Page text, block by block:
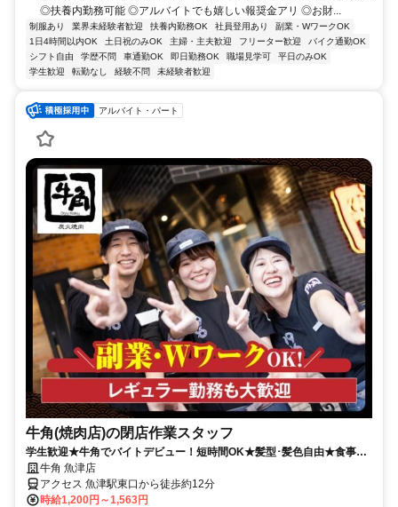
◎扶養内勤務可能 ◎アルバイトでも嬉しい報奨金アリ ◎お財...
制服あり 業界未経験者歓迎 扶養内勤務OK 社員登用あり
副業・WワークOK
1日4時間以内OK
土日祝のみOK 主婦・主夫歓迎 フリーター歓迎
バイク通勤OK
シフト自由
学歴不問 車通勤OK 即日勤務OK 職場見学可
平日のみOK
学生歓迎
転勤なし 経験不問 未経験者歓迎
アルバイト・パート
牛角(焼肉店)の閉店作業スタッフ
学生歓迎★牛角でバイトデビュー！短時間OK★髪型･髪色自由★食事補
助有★履歴書不要
牛角 魚津店
アクセス 魚津駅東口から徒歩約12分
時給1,200円～1,563円